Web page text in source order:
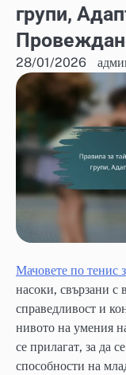
групи,
28/01/2026
Мачовете по тенис
насоки, свързани с
справедливост и
нивото на умения
се прилагат, за да
способности на